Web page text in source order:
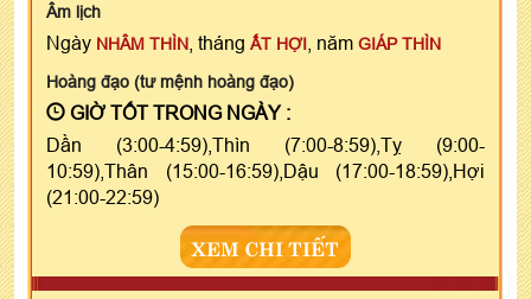
Âm lịch
Ngày NHÂM THÌN , tháng ẤT HỢI , năm GIÁP THÌN
Hoàng đạo (tư mệnh hoàng đạo)
GIỜ TỐT TRONG NGÀY :
Dần (3:00-4:59),Thìn (7:00-8:59),Tỵ (9:00-
10:59),Thân (15:00-16:59),Dậu (17:00-18:59),Hợi
(21:00-22:59)
XEM CHI TIẾT